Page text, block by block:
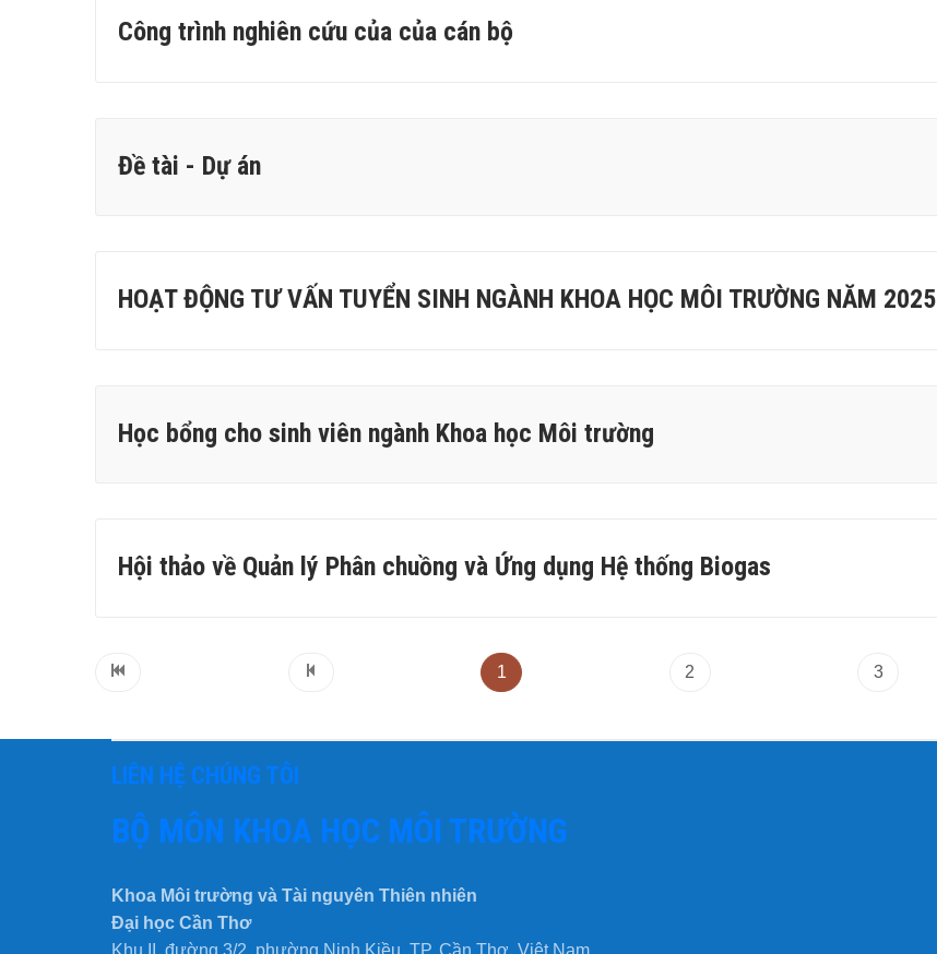
Công trình nghiên cứu của của cán bộ
Đề tài - Dự án
HOẠT ĐỘNG TƯ VẤN TUYỂN SINH NGÀNH KHOA HỌC MÔI TRƯỜNG NĂM 2025
Học bổng cho sinh viên ngành Khoa học Môi trường
Hội thảo về Quản lý Phân chuồng và Ứng dụng Hệ thống Biogas
1 2 3
LIÊN HỆ CHÚNG TÔI
BỘ MÔN KHOA HỌC MÔI TRƯỜNG
Khoa Môi trường và Tài nguyên Thiên nhiên
Đại học Cần Thơ